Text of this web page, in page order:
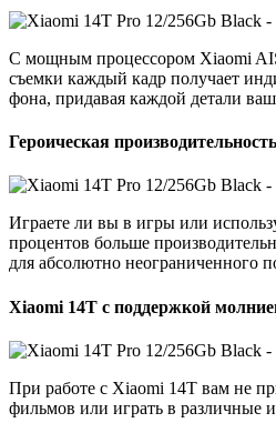
С мощным процессором Xiaomi
съемки каждый кадр получает
фона, придавая каждой детали
Героическая
Играете ли вы в игры или
процентов больше
для абсолютно неограниченного
Xiaomi 14T с поддержкой
При работе с Xiaomi 14T вам не
фильмов или играть в различные